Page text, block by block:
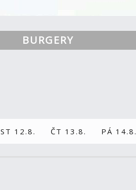
BURGERY
ST 12.8. ČT 13.8. PÁ 14.8.